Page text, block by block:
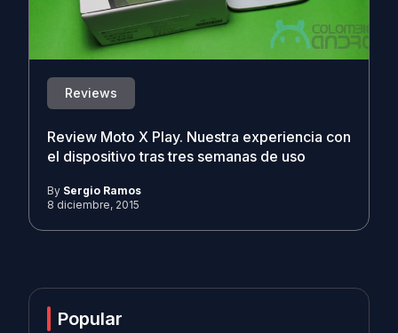
Reviews
Review Moto X Play. Nuestra experiencia con
el dispositivo tras tres semanas de uso
By Sergio Ramos
8 diciembre, 2015
Popular